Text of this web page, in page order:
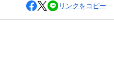
リンクをコピー